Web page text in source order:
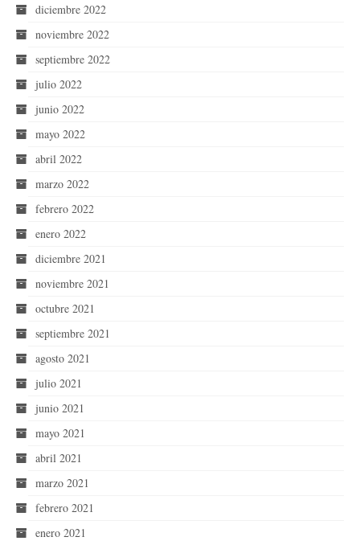
diciembre 2022
noviembre 2022
septiembre 2022
julio 2022
junio 2022
mayo 2022
abril 2022
marzo 2022
febrero 2022
enero 2022
diciembre 2021
noviembre 2021
octubre 2021
septiembre 2021
agosto 2021
julio 2021
junio 2021
mayo 2021
abril 2021
marzo 2021
febrero 2021
enero 2021